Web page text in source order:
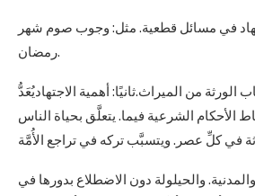
في مسائل قطعية. مثل: وجوب صوم شهر
رمضان.
من الميراث.ثانيًا: أهمية الاجتهاديُعَدُّ
الأحكام الشرعية فيما. يتعلَّق بحياة الناس
والحيلولة دون الاضطلاع بدورها في